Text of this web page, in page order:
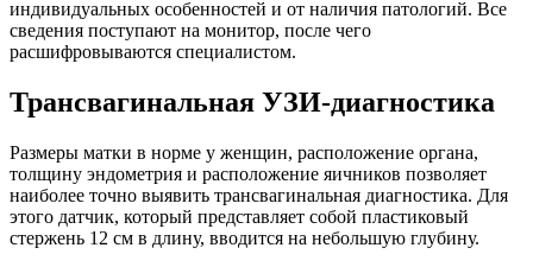
индивидуальных особенностей и от наличия патологий. Все
сведения поступают на монитор, после чего
расшифровываются специалистом.
Трансвагинальная УЗИ-диагностика
Размеры матки в норме у женщин, расположение органа,
толщину эндометрия и расположение яичников позволяет
наиболее точно выявить трансвагинальная диагностика. Для
этого датчик, который представляет собой пластиковый
стержень 12 см в длину, вводится на небольшую глубину.